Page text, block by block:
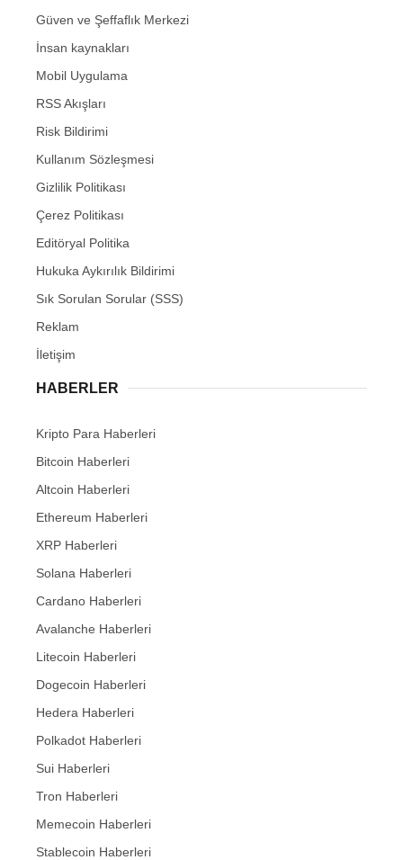
Güven ve Şeffaflık Merkezi
İnsan kaynakları
Mobil Uygulama
RSS Akışları
Risk Bildirimi
Kullanım Sözleşmesi
Gizlilik Politikası
Çerez Politikası
Editöryal Politika
Hukuka Aykırılık Bildirimi
Sık Sorulan Sorular (SSS)
Reklam
İletişim
HABERLER
Kripto Para Haberleri
Bitcoin Haberleri
Altcoin Haberleri
Ethereum Haberleri
XRP Haberleri
Solana Haberleri
Cardano Haberleri
Avalanche Haberleri
Litecoin Haberleri
Dogecoin Haberleri
Hedera Haberleri
Polkadot Haberleri
Sui Haberleri
Tron Haberleri
Memecoin Haberleri
Stablecoin Haberleri